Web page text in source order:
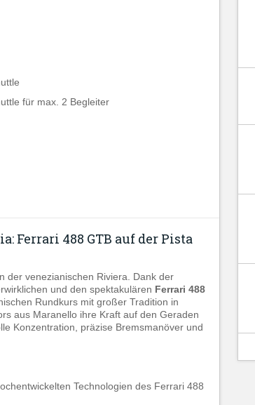
für max. 2 Begleiter
Ferrari 488 GTB auf der Pista
der venezianischen Riviera. Dank der
und den spektakulären Ferrari 488
Rundkurs mit großer Tradition in
aus Maranello ihre Kraft auf den Geraden
Konzentration, präzise Bremsmanöver und
Technologien des Ferrari 488